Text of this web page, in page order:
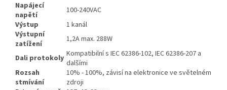
Napájecí
napětí
100-240VAC
Výstup
1 kanál
Výstupní
zatížení
1,2A max. 288W
Dali protokoly Kompatibilní s IEC 62386-102, IEC 62386-207 a
dalšími
Rozsah
stmívání
10% - 100%, závisí na elektronice ve světelném
zdroji